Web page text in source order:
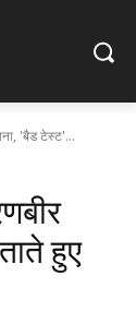
'बैड टेस्ट'...
हुए